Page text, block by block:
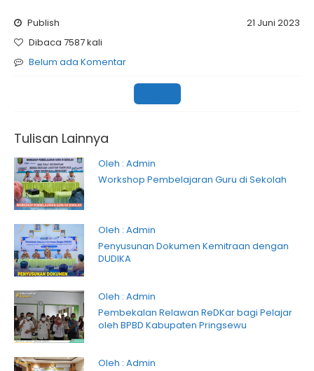
Publish
21 Juni 2023
Dibaca 7587 kali
Belum ada Komentar
Tulisan Lainnya
Oleh : Admin
Workshop Pembelajaran Guru di Sekolah
Oleh : Admin
Penyusunan Dokumen Kemitraan dengan
DUDIKA
Oleh : Admin
Pembekalan Relawan ReDKar bagi Pelajar
oleh BPBD Kabupaten Pringsewu
Oleh : Admin